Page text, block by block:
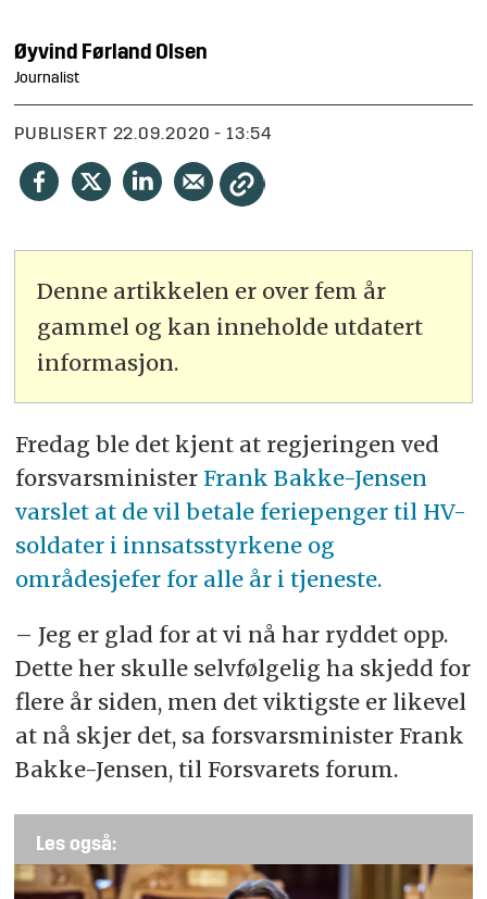
Øyvind Førland Olsen
Journalist
PUBLISERT 22.09.2020 - 13:54
Denne artikkelen er over fem år
gammel og kan inneholde utdatert
informasjon.
Fredag ble det kjent at regjeringen ved
forsvarsminister Frank Bakke-Jensen
varslet at de vil betale feriepenger til HV-
soldater i innsatsstyrkene og
områdesjefer for alle år i tjeneste.
– Jeg er glad for at vi nå har ryddet opp.
Dette her skulle selvfølgelig ha skjedd for
flere år siden, men det viktigste er likevel
at nå skjer det, sa forsvarsminister Frank
Bakke-Jensen, til Forsvarets forum.
Les også: